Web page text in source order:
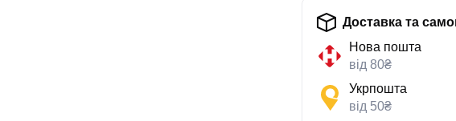
Доставка та
Нова пошта
від 80₴
Укрпошта
від 50₴